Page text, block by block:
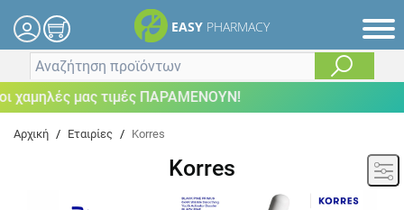
EASY PHARMACY
μας τιμές ΠΑΡΑΜΕΝΟΥΝ!
Αρχική / Εταιρίες / Korres
Korres